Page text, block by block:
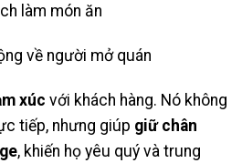
làm món ăn
về người mở quán
xúc với khách hàng. Nó không
tiếp, nhưng giúp giữ chân
, khiến họ yêu quý và trung